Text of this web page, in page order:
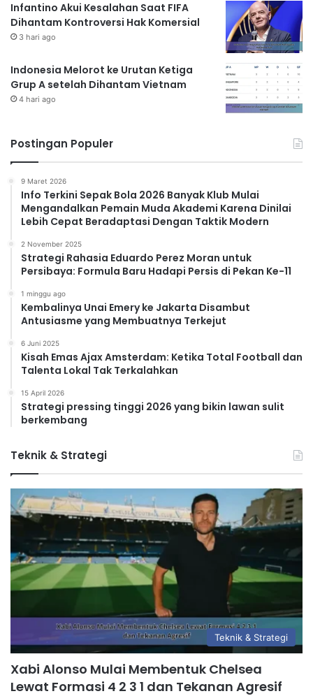
Infantino Akui Kesalahan Saat FIFA
Dihantam Kontroversi Hak Komersial
3 hari ago
Indonesia Melorot ke Urutan Ketiga
Grup A setelah Dihantam Vietnam
4 hari ago
Postingan Populer
9 Maret 2026
Info Terkini Sepak Bola 2026 Banyak Klub Mulai
Mengandalkan Pemain Muda Akademi Karena Dinilai
Lebih Cepat Beradaptasi Dengan Taktik Modern
2 November 2025
Strategi Rahasia Eduardo Perez Moran untuk
Persibaya: Formula Baru Hadapi Persis di Pekan Ke-11
1 minggu ago
Kembalinya Unai Emery ke Jakarta Disambut
Antusiasme yang Membuatnya Terkejut
6 Juni 2025
Kisah Emas Ajax Amsterdam: Ketika Total Football dan
Talenta Lokal Tak Terkalahkan
15 April 2026
Strategi pressing tinggi 2026 yang bikin lawan sulit
berkembang
Teknik & Strategi
Teknik & Strategi
Xabi Alonso Mulai Membentuk Chelsea
Lewat Formasi 4 2 3 1 dan Tekanan Agresif